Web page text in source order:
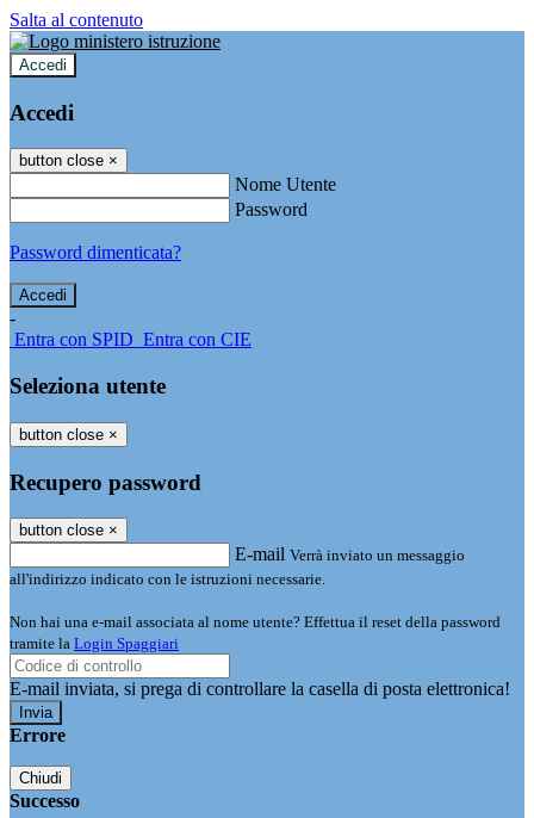
Salta al contenuto
Accedi
Accedi
button close ×
Nome Utente
Password
Password dimenticata?
-
Entra con SPID Entra con CIE
Seleziona utente
button close ×
Recupero password
button close ×
E-mail Verrà inviato un messaggio
all'indirizzo indicato con le istruzioni necessarie.
Non hai una e-mail associata al nome utente? Effettua il reset della password
tramite la Login Spaggiari
E-mail inviata, si prega di controllare la casella di posta elettronica!
Errore
Chiudi
Successo